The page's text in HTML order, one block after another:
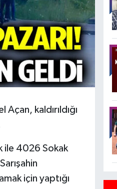
kaldırıldığı
ile 4026 Sokak
için yaptığı